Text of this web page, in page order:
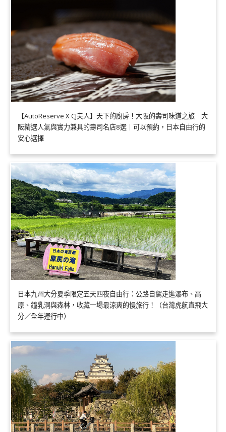
【AutoReserve X CJ夫人】天下的廚房！大阪的壽司味道之旅｜大
阪精選人氣與實力兼具的壽司名店8選｜可以預約，日本自由行的
安心選擇
日本九州大分夏季限定五天四夜自由行：公路自駕走進瀑布、高
原、鐘乳洞與森林，收藏一場最涼爽的慢旅行！（台灣虎航直飛大
分／全年運行中）